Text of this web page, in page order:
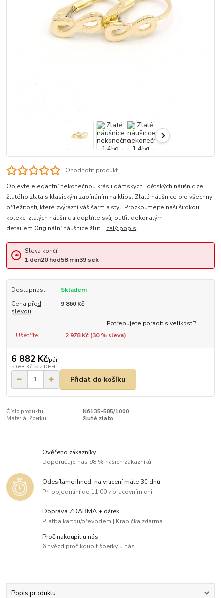
Ohodnotit produkt
Objevte elegantní nekonečnou krásu dámských i dětských náušnic ze
žlutého zlata s klasickým zapínáním na klips. Zlaté náušnice pro všechny
příležitosti, které zvýrazní váš šarm a styl. Prozkoumejte naši širokou
kolekci zlatých náušnic a doplňte svůj outfit dokonalým
detailem.Originální náušnice žlut... celý popis
Sleva končí:
1 den20hod58min38sek
Dostupnost
Skladem
Cena před
slevou
9 860 Kč
Potřebujete poradit s velikostí?
Ušetříte
2 978 Kč (30% sleva)
6 882 Kč/pár
5 688 Kč bez DPH
Přidat do košíku
Číslo produktu:
N6135-585/1000
Materiál šperku:
žluté zlato
Ověřeno zákazníky
Doporučuje nás 98 % našich zákazníků
Odesíláme ihned, na vrácení máte 30 dnů
Při objednání do 11:00 v pracovním dni
Doprava ZDARMA + dárek
Platba kartou/převodem | Krabička zdarma
Proč nakoupit u nás
6 hvězd proč koupit šperky u nás
Popis produktu :